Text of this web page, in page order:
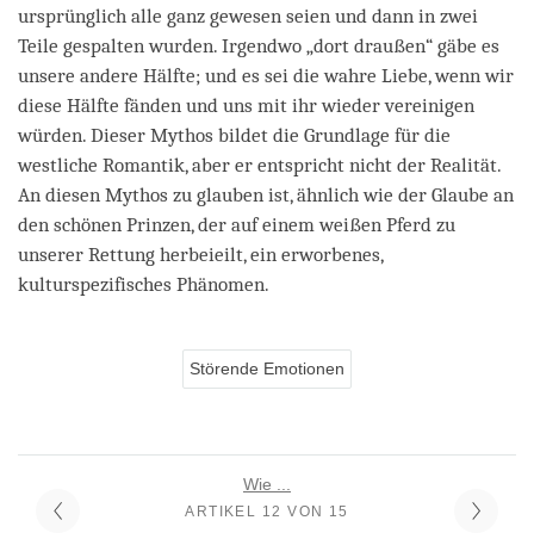
ursprünglich alle ganz gewesen seien und dann in zwei
Teile gespalten wurden. Irgendwo „dort draußen“ gäbe es
unsere andere Hälfte; und es sei die wahre Liebe, wenn wir
diese Hälfte fänden und uns mit ihr wieder vereinigen
würden. Dieser Mythos bildet die Grundlage für die
westliche Romantik, aber er entspricht nicht der Realität.
An diesen Mythos zu glauben ist, ähnlich wie der Glaube an
den schönen Prinzen, der auf einem weißen Pferd zu
unserer Rettung herbeieilt, ein erworbenes,
kulturspezifisches Phänomen.
Störende Emotionen
Wie ...
ARTIKEL 12 VON 15